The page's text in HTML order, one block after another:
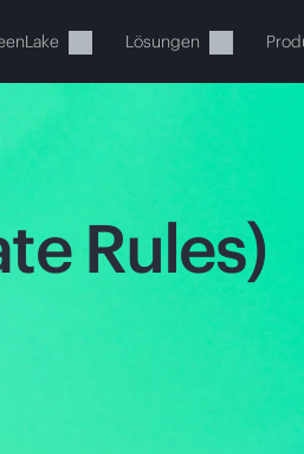
Lösungen
ist
Store zum Stöbern,
Rules)